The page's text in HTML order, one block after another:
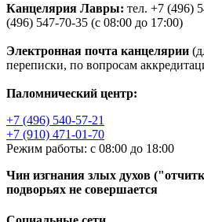
Канцелярия Лавры: тел. +7 (496)
(496) 547-70-35 (с 08:00 до 17:00)
Электронная почта канцелярии
переписки, по вопросам
Паломнический центр:
+7 (496) 540-57-21
+7 (910) 471-01-70
Режим работы: с 08:00 до 18:00
Чин изгнания злых духов
подворьях не совершается